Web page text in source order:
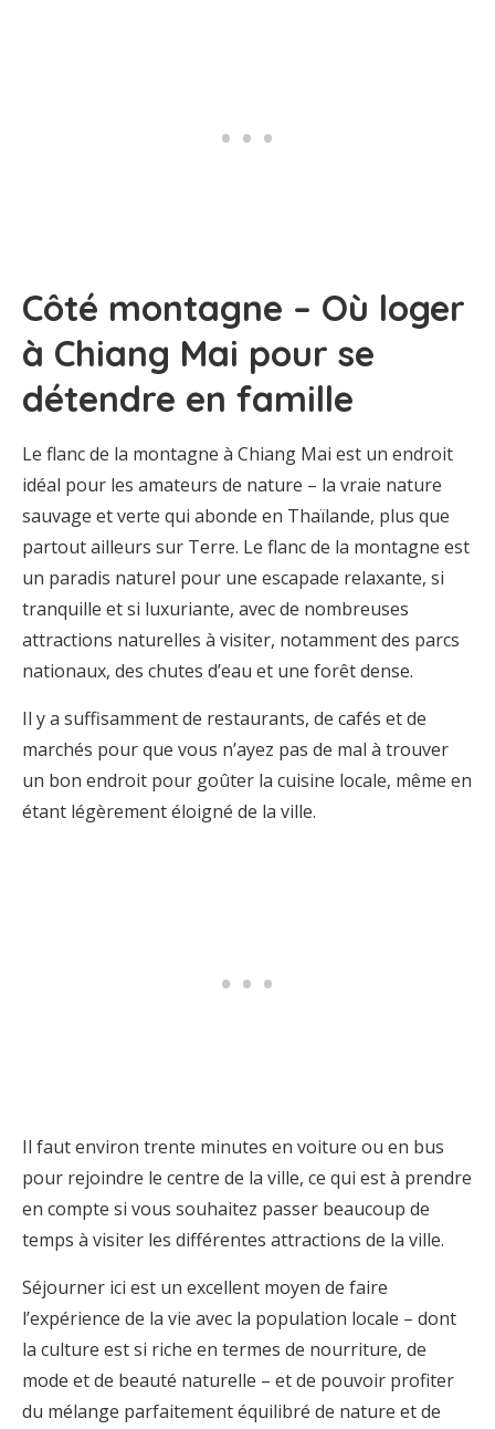
Côté montagne – Où loger
à Chiang Mai pour se
détendre en famille
Le flanc de la montagne à Chiang Mai est un endroit
idéal pour les amateurs de nature – la vraie nature
sauvage et verte qui abonde en Thaïlande, plus que
partout ailleurs sur Terre. Le flanc de la montagne est
un paradis naturel pour une escapade relaxante, si
tranquille et si luxuriante, avec de nombreuses
attractions naturelles à visiter, notamment des parcs
nationaux, des chutes d’eau et une forêt dense.
Il y a suffisamment de restaurants, de cafés et de
marchés pour que vous n’ayez pas de mal à trouver
un bon endroit pour goûter la cuisine locale, même en
étant légèrement éloigné de la ville.
Il faut environ trente minutes en voiture ou en bus
pour rejoindre le centre de la ville, ce qui est à prendre
en compte si vous souhaitez passer beaucoup de
temps à visiter les différentes attractions de la ville.
Séjourner ici est un excellent moyen de faire
l’expérience de la vie avec la population locale – dont
la culture est si riche en termes de nourriture, de
mode et de beauté naturelle – et de pouvoir profiter
du mélange parfaitement équilibré de nature et de